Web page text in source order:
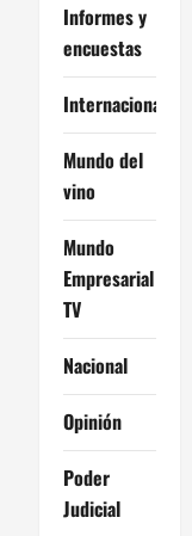
Informes y
encuestas
Internacional
Mundo del
vino
Mundo
Empresarial
TV
Nacional
Opinión
Poder
Judicial